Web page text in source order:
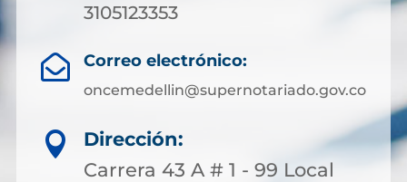
3105123353
 Correo electrónico:
oncemedellin@supernotariado.gov.co

Dirección:
Carrera 43 A # 1 - 99 Local